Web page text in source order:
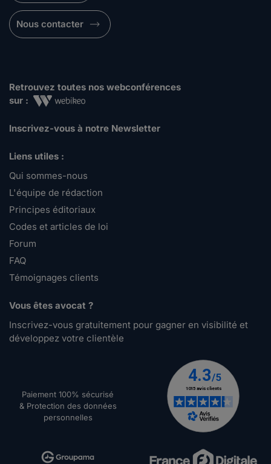
Nous contacter
Retrouvez toutes nos webconférences
sur :
Inscrivez-vous à notre Newsletter
Liens utiles :
Qui sommes-nous
L'équipe de rédaction
Principes éditoriaux
Codes et articles de loi
Forum
FAQ
Témoignages clients
Vous êtes avocat ?
Inscrivez-vous gratuitement pour gagner en visibilité et
développez votre clientèle
Paiement 100% sécurisé
& Protection des données
personnelles